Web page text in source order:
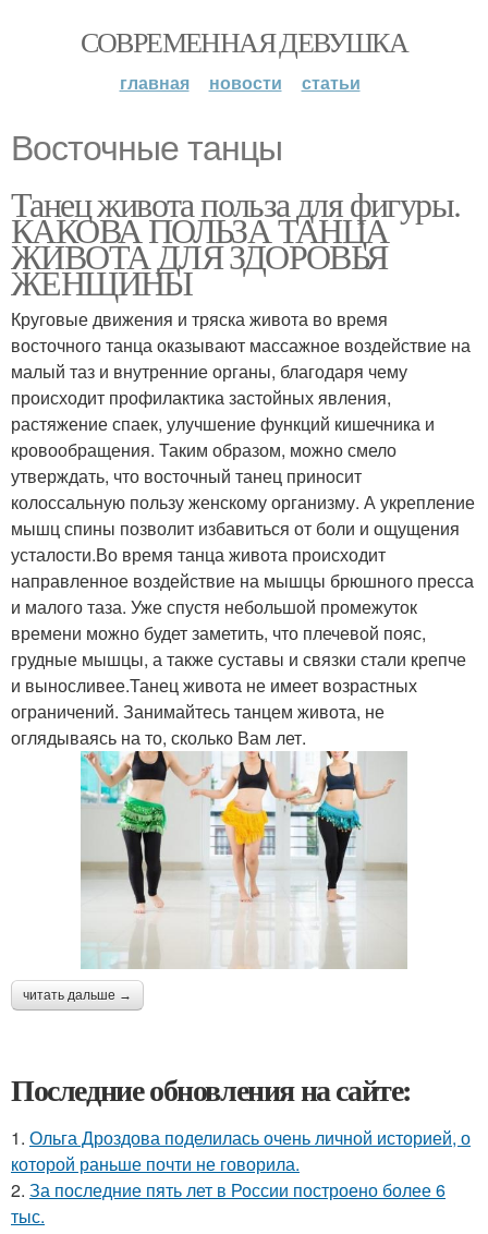
СОВРЕМЕННАЯ ДЕВУШКА
главная новости статьи
Восточные танцы
Танец живота польза для фигуры.
КАКОВА ПОЛЬЗА ТАНЦА
ЖИВОТА ДЛЯ ЗДОРОВЬЯ
ЖЕНЩИНЫ
Круговые движения и тряска живота во время
восточного танца оказывают массажное воздействие на
малый таз и внутренние органы, благодаря чему
происходит профилактика застойных явления,
растяжение спаек, улучшение функций кишечника и
кровообращения. Таким образом, можно смело
утверждать, что восточный танец приносит
колоссальную пользу женскому организму. А укрепление
мышц спины позволит избавиться от боли и ощущения
усталости.Во время танца живота происходит
направленное воздействие на мышцы брюшного пресса
и малого таза. Уже спустя небольшой промежуток
времени можно будет заметить, что плечевой пояс,
грудные мышцы, а также суставы и связки стали крепче
и выносливее.Танец живота не имеет возрастных
ограничений. Занимайтесь танцем живота, не
оглядываясь на то, сколько Вам лет.
читать дальше →
Последние обновления на сайте:
1. Ольга Дроздова поделилась очень личной историей, о
которой раньше почти не говорила.
2. За последние пять лет в России построено более 6
тыс.